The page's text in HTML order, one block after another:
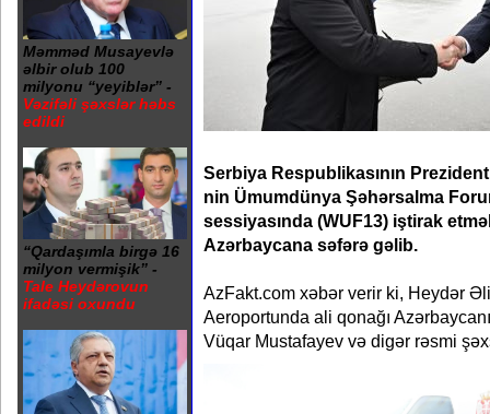
Məmməd Musayevlə
əlbir olub 100
milyonu “yeyiblər” -
Vəzifəli şəxslər həbs
edildi
“Qardaşımla birgə 16
milyon vermişik” -
Tale Heydərovun
ifadəsi oxundu
Serbiya Respublikasının
nin Ümumdünya Şəhərsalma
sessiyasında (WUF13) iştirak
Azərbaycana səfərə gəlib.
AzFakt.com xəbər verir ki, Heydər
Aeroportunda ali qonağı
Vüqar Mustafayev və digər rəsmi